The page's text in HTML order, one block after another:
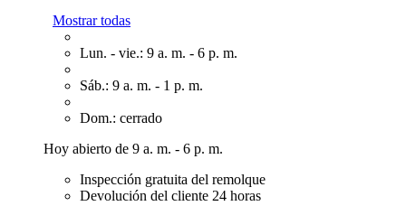
Mostrar todas
Lun. - vie.: 9 a. m. - 6 p. m.
Sáb.: 9 a. m. - 1 p. m.
Dom.: cerrado
Hoy abierto de 9 a. m. - 6 p. m.
Inspección gratuita del remolque
Devolución del cliente 24 horas